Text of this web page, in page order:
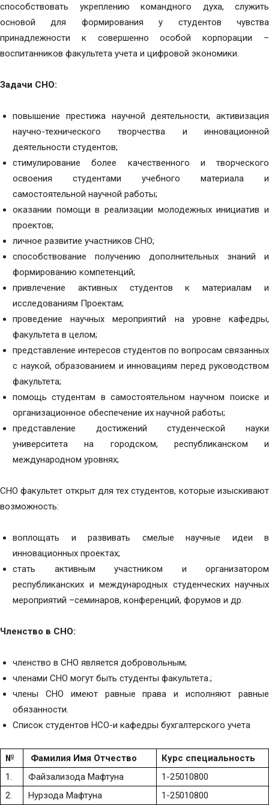
способствовать укреплению командного духа, служить
основой для формирования у студентов чувства
принадлежности к совершенно особой корпорации –
воспитанников факультета учета и цифровой экономики.
Задачи СНО:
повышение престижа научной деятельности, активизация
научно-технического творчества и инновационной
деятельности студентов;
стимулирование более качественного и творческого
освоения студентами учебного материала и
самостоятельной научной работы;
оказании помощи в реализации молодежных инициатив и
проектов;
личное развитие участников СНО;
способствование получению дополнительных знаний и
формированию компетенций;
привлечение активных студентов к материалам и
исследованиям Проектам;
проведение научных мероприятий на уровне кафедры,
факультета в целом;
представление интересов студентов по вопросам связанных
с наукой, образованием и инновациям перед руководством
факультета;
помощь студентам в самостоятельном научном поиске и
организационное обеспечение их научной работы;
представление достижений студенческой науки
университета на городском, республиканском и
международном уровнях;
СНО факультет открыт для тех студентов, которые изыскивают
возможность:
воплощать и развивать смелые научные идеи в
инновационных проектах;
стать активным участником и организатором
республиканских и международных студенческих научных
мероприятий –семинаров, конференций, форумов и др.
Членство в СНО:
членство в СНО является добровольным;
членами СНО могут быть студенты факультета.;
члены СНО имеют равные права и исполняют равные
обязанности.
Список студентов НСО-и кафедры бухгалтерского учета
№ Фамилия Имя Отчество Курс специальность
1.
Файзализода Мафтуна
1-25010800
2.
Нурзода Мафтуна 1-25010800